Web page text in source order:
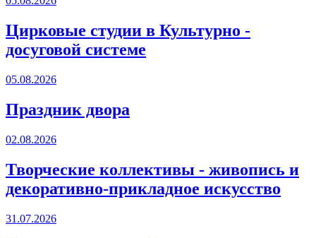
Цирковые студии в Культурно -
досуговой системе
05.08.2026
Праздник двора
02.08.2026
Творческие коллективы - живопись и
декоративно-прикладное искусство
31.07.2026